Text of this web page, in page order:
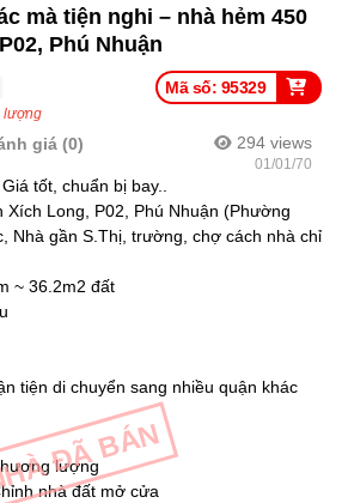
ĐÃ BÁN
mà tiện nghi – nhà hẻm 450
Phú Nhuận
Mã số: 95329
lượng
294 views
01/01/70
giá (0)
tốt, chuẩn bị bay..
Xích Long, P02, Phú Nhuận (Phường
Nhà gần S.Thị, trường, chợ cách nhà chỉ
~ 36.2m2 đất
tiện di chuyển sang nhiều quận khác
lượng
nhà đất mở cửa